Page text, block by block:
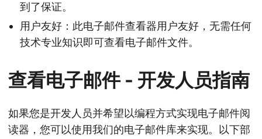
到了保证。
用户友好：此电子邮件查看器用户友好，无需任何
技术专业知识即可查看电子邮件文件。
查看电子邮件 - 开发人员指南
如果您是开发人员并希望以编程方式实现电子邮件阅
读器，您可以使用我们的电子邮件库来实现。以下部